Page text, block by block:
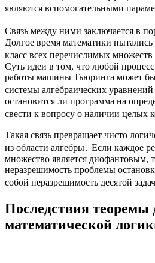
являются вспомогательными
Связь между ними заключается в
Долгое время математики пытались
класс всех перечислимых
Суть идеи в том, что любой
работы машины Тьюринга может
системы алгебраических
остановится ли программа на
свести к вопросу о наличии целых
Такая связь превращает чисто
из области алгебры․ Если каждое
множество является диофантовым,
неразрешимость проблемы
собой неразрешимость десятой
Последствия теоремы
математической